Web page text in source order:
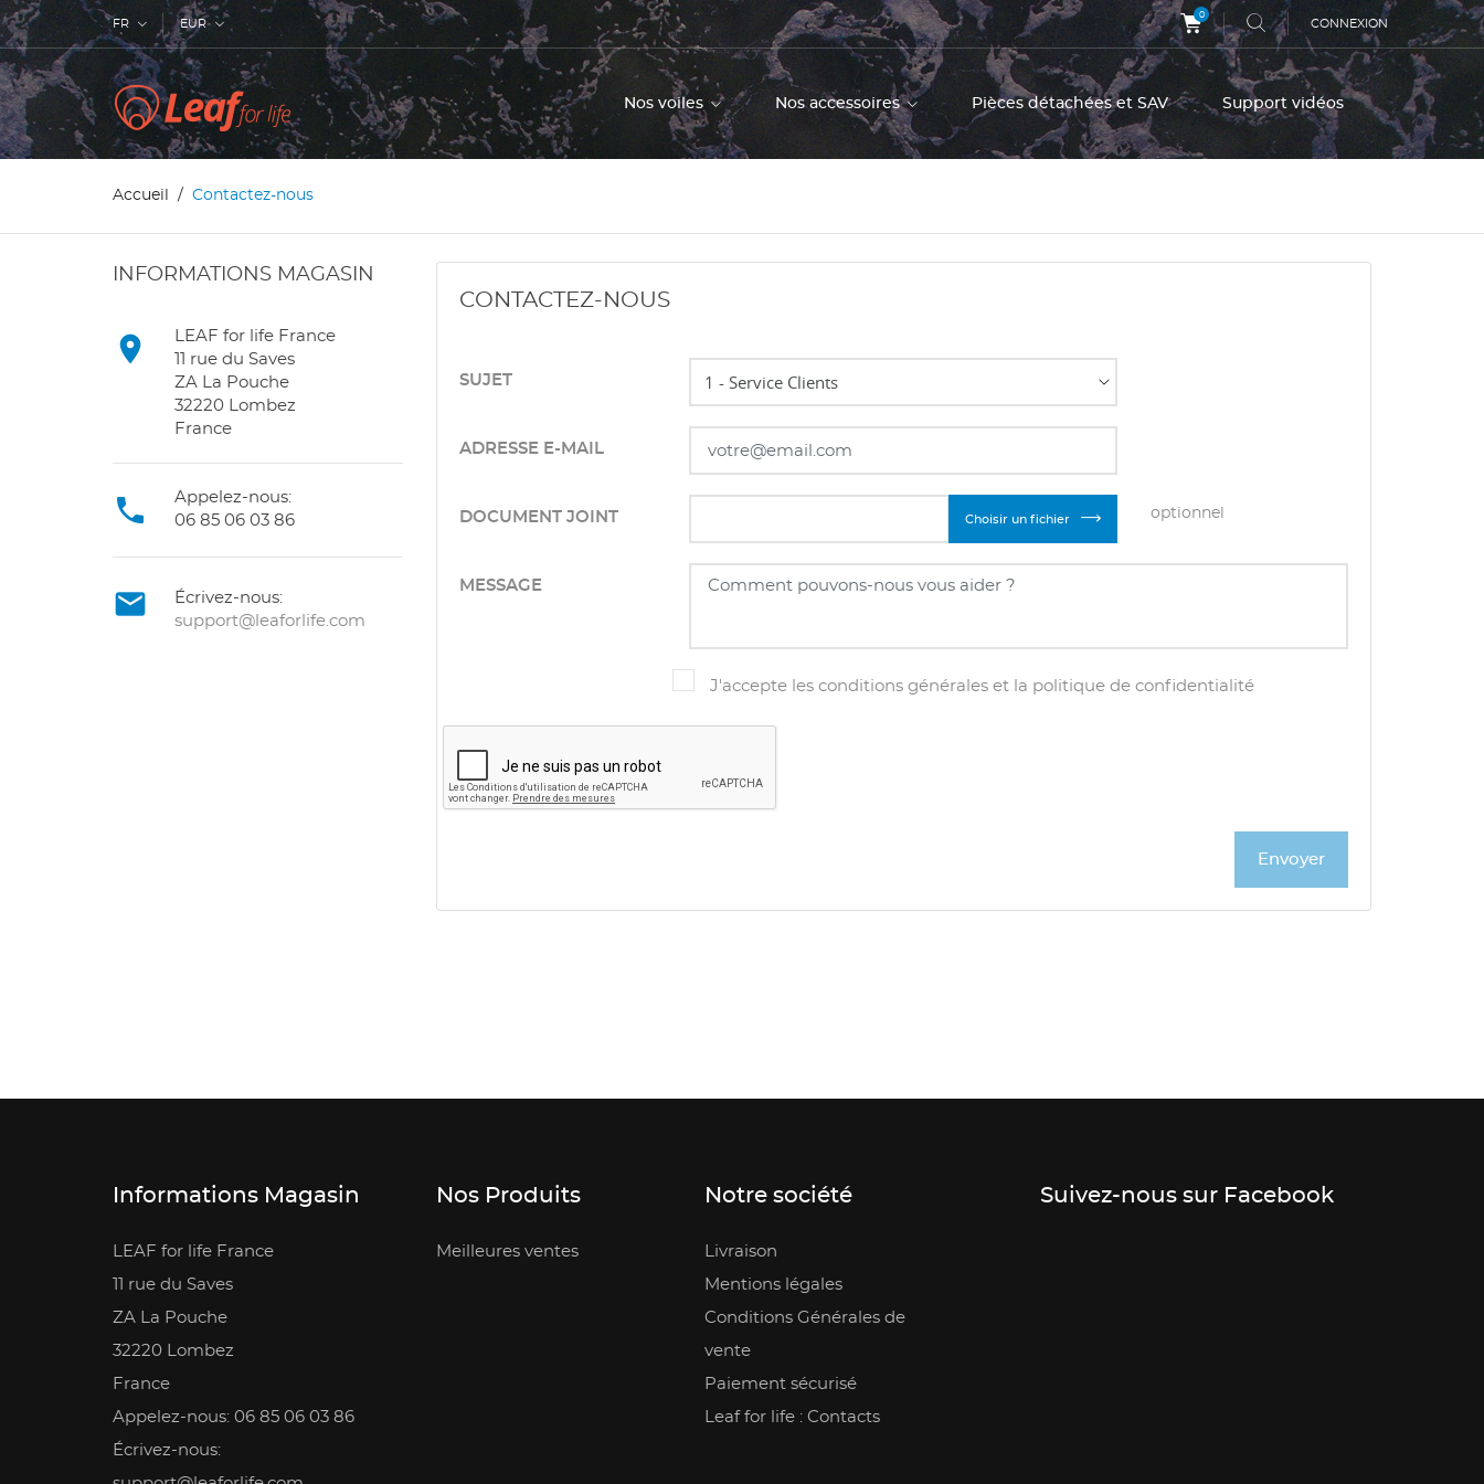
FR EUR
0
CONNEXION
Nos voiles Nos accessoires Pièces détachées et SAV Support vidéos
Accueil Contactez-nous
INFORMATIONS MAGASIN

LEAF for life France
11 rue du Saves
ZA La Pouche
32220 Lombez
France

Appelez-nous:
06 85 06 03 86

Écrivez-nous:
support@leaforlife.com
CONTACTEZ-NOUS
SUJET
ADRESSE E-MAIL
DOCUMENT JOINT Choisir un fichier optionnel
MESSAGE
J'accepte les conditions générales et la politique de confidentialité
Informations Magasin
LEAF for life France
11 rue du Saves
ZA La Pouche
32220 Lombez
France
Appelez-nous: 06 85 06 03 86
Écrivez-nous:
Nos Produits
Meilleures ventes
Notre société
Livraison
Mentions légales
Conditions Générales de
vente
Paiement sécurisé
Leaf for life : Contacts
Suivez-nous sur Facebook